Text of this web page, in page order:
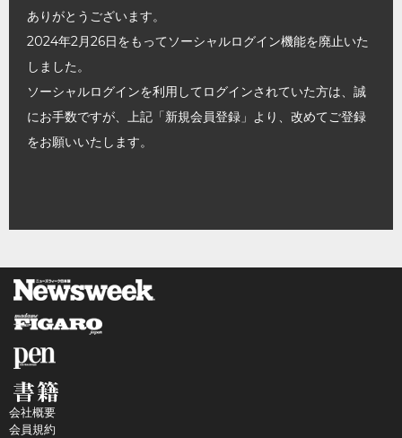
ありがとうございます。
2024年2月26日をもってソーシャルログイン機能を廃止いた
しました。
ソーシャルログインを利用してログインされていた方は、誠
にお手数ですが、上記「新規会員登録」より、改めてご登録
をお願いいたします。
会社概要
会員規約